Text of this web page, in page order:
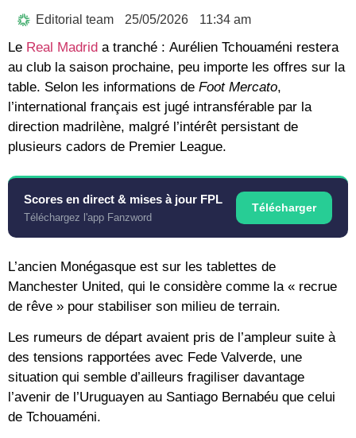
Editorial team 25/05/2026 11:34 am
Le Real Madrid a tranché : Aurélien Tchouaméni restera
au club la saison prochaine, peu importe les offres sur la
table. Selon les informations de Foot Mercato,
l’international français est jugé intransférable par la
direction madrilène, malgré l’intérêt persistant de
plusieurs cadors de Premier League.
Scores en direct & mises à jour FPL
Téléchargez l'app Fanzword
Télécharger
L’ancien Monégasque est sur les tablettes de
Manchester United, qui le considère comme la « recrue
de rêve » pour stabiliser son milieu de terrain.
Les rumeurs de départ avaient pris de l’ampleur suite à
des tensions rapportées avec Fede Valverde, une
situation qui semble d’ailleurs fragiliser davantage
l’avenir de l’Uruguayen au Santiago Bernabéu que celui
de Tchouaméni.